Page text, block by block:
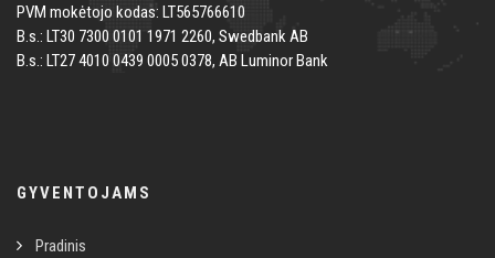
PVM mokėtojo kodas: LT565766610
B.s.: LT30 7300 0101 1971 2260, Swedbank AB
B.s.: LT27 4010 0439 0005 0378, AB Luminor Bank
GYVENTOJAMS
Pradinis